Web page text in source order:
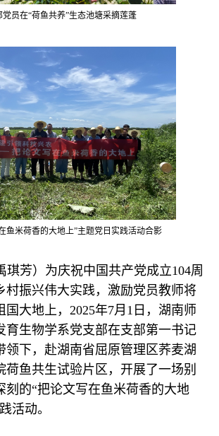
党员在“荷鱼共养”生态池塘采摘莲蓬
鱼米荷香的大地上”主题党日实践活动合影
琪芳） 为庆祝中国共产党成立104周
村振兴伟大实践，激励党员教师将
国大地上，2025年7月1日，湖南师
育生物学系党支部在支部第一书记
领下，赴湖南省屈原管理区荞麦湖
荷鱼共生试验片区，开展了一场别
刻的“把论文写在鱼米荷香的大地
活动。